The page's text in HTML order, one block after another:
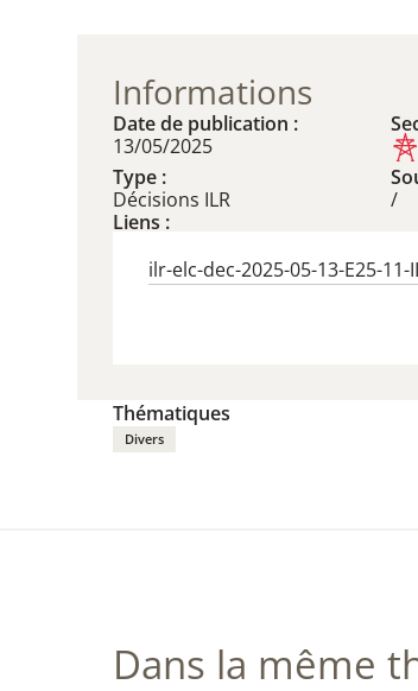
Informations
Date de publication :
13/05/2025
Type :
Décisions ILR
/
Liens :
ilr-elc-dec-2025-05-13-E25-
Thématiques
Divers
Dans la même